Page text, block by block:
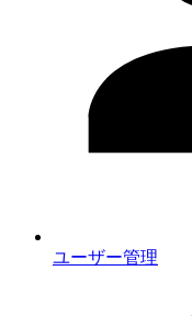
ユーザー管理